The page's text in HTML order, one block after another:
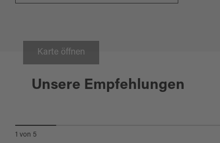
Karte öffnen
Unsere Empfehlungen
Bad Neualbenreuth
WASSERFALL UND
1 von 5